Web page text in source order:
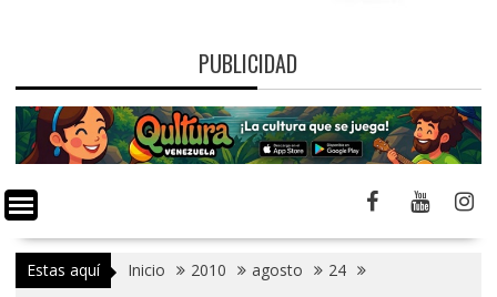
PUBLICIDAD
Estas aquí Inicio 2010 agosto
24